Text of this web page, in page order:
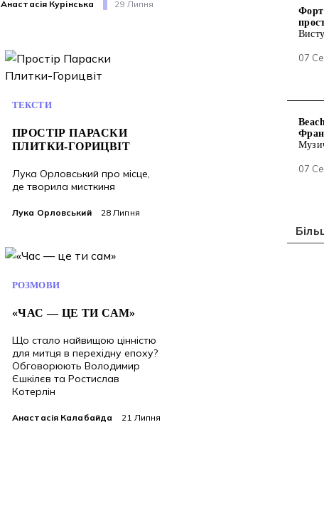
Анастасія Курінська 29 Липня
ТЕКСТИ
ПРОСТІР ПАРАСКИ
ПЛИТКИ-ГОРИЦВІТ
Лука Орловський про місце,
де творила мисткиня
Лука Орловський 28 Липня
РОЗМОВИ
«ЧАС — ЦЕ ТИ САМ»
Що стало найвищою цінністю
для митця в перехідну епоху?
Обговорюють Володимир
Єшкілєв та Ростислав
Котерлін
Анастасія Калабайда 21 Липня
07
07